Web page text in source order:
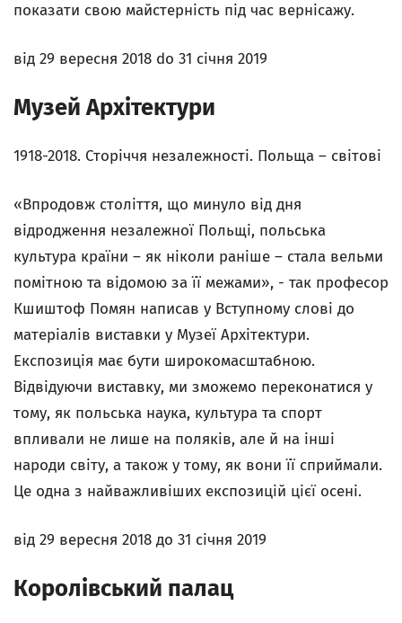
показати свою майстерність під час вернісажу.
від 29 вересня 2018 do 31 січня 2019
Музей Архітектури
1918-2018. Сторіччя незалежності. Польща – світові
«Впродовж століття, що минуло від дня
відродження незалежної Польщі, польська
культура країни – як ніколи раніше – стала вельми
помітною та відомою за її межами», - так професор
Кшиштоф Помян написав у Вступному слові до
матеріалів виставки у Музеї Архітектури.
Експозиція має бути широкомасштабною.
Відвідуючи виставку, ми зможемо переконатися у
тому, як польська наука, культура та спорт
впливали не лише на поляків, але й на інші
народи світу, а також у тому, як вони її сприймали.
Це одна з найважливіших експозицій цієї осені.
від 29 вересня 2018 до 31 січня 2019
Королівський палац